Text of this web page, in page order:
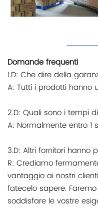
Domande frequenti
1.D: Che dire della
A: Tutti i prodotti hanno
2.D: Quali sono i tempi
A: Normalmente entro 1
3.D: Altri fornitori hanno
R: Crediamo
vantaggio ai nostri
fatecelo sapere.
soddisfare le vostre